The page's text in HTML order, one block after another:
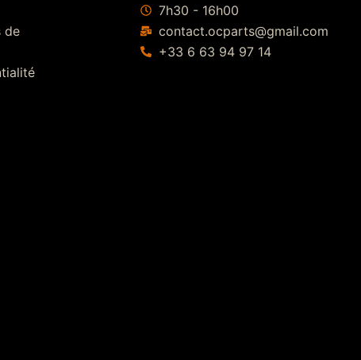
de
7h30 - 16h00
contact.ocparts@gmail.com
+33 6 63 94 97 14